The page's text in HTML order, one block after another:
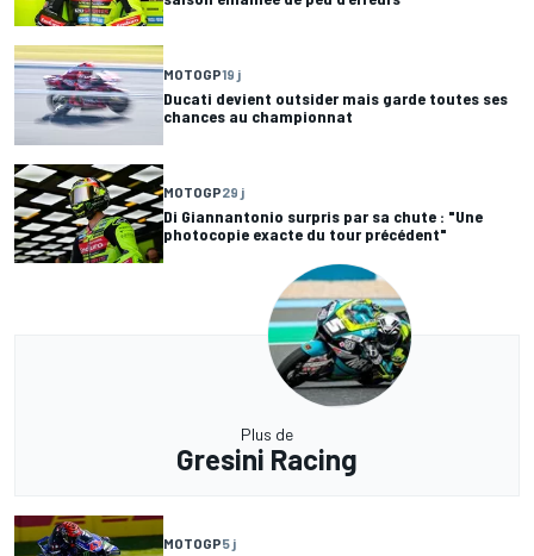
MOTOGP19 j
Ducati devient outsider mais garde toutes ses
chances au championnat
MOTOGP29 j
Di Giannantonio surpris par sa chute : "Une
photocopie exacte du tour précédent"
Plus de
Gresini Racing
MOTOGP5 j